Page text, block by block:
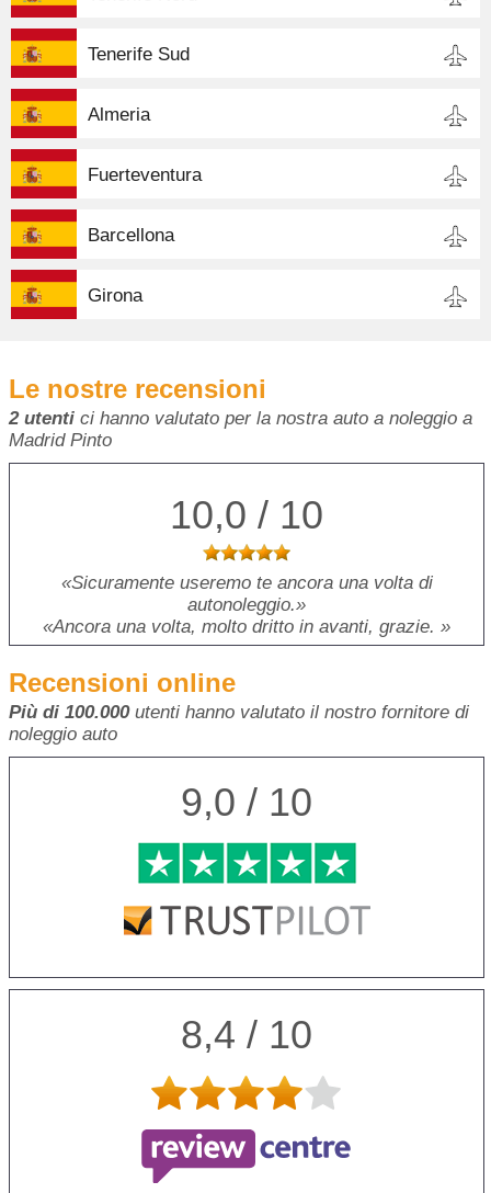
Tenerife Sud
Almeria
Fuerteventura
Barcellona
Girona
Le nostre recensioni
2 utenti ci hanno valutato per la nostra auto a noleggio a
Madrid Pinto
10,0 / 10
Sicuramente useremo te ancora una volta di
autonoleggio.
Ancora una volta, molto dritto in avanti, grazie.
Recensioni online
Più di 100.000utenti hanno valutato il nostro fornitore di
noleggio auto
9,0 / 10
8,4 / 10